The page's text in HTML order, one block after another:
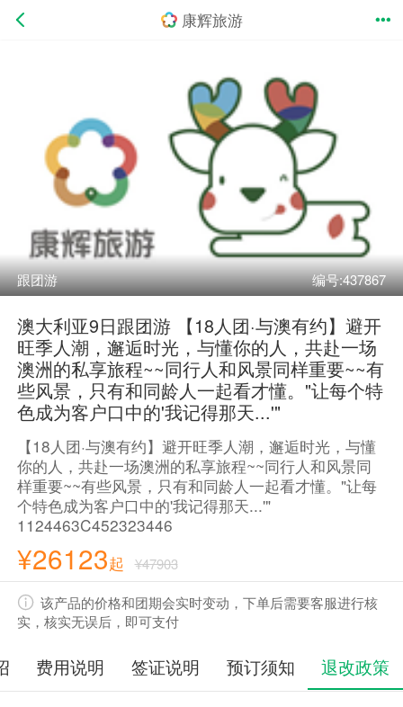
康辉旅游
跟团游 编号:437867
澳大利亚9日跟团游 【18人团·与澳有约】避开
旺季人潮，邂逅时光，与懂你的人，共赴一场
澳洲的私享旅程~~同行人和风景同样重要~~有
些风景，只有和同龄人一起看才懂。"让每个特
色成为客户口中的'我记得那天...'"
【18人团·与澳有约】避开旺季人潮，邂逅时光，与懂
你的人，共赴一场澳洲的私享旅程~~同行人和风景同
样重要~~有些风景，只有和同龄人一起看才懂。"让每
个特色成为客户口中的'我记得那天...'"
1124463C452323446
¥26123起 ¥47903
该产品的价格和团期会实时变动，下单后需要客服进行核
实，核实无误后，即可支付
费用说明 签证说明 预订须知 退改政策